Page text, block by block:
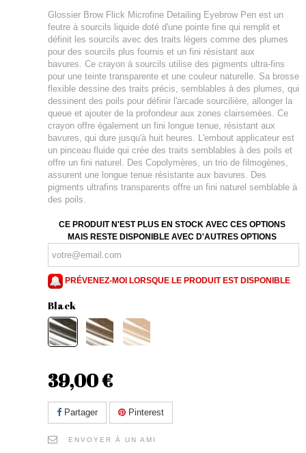
Glossier Brow Flick Microfine Detailing Eyebrow Pen est un
feutre à sourcils liquide doté d'une pointe fine qui remplit et
définit les sourcils avec des traits légers comme des plumes
pour des sourcils plus fournis et un fini résistant aux
bavures. Ce crayon à sourcils utilise des pigments ultra-fins
pour une teinte transparente et une couleur naturelle. Sa brosse
flexible dessine des traits précis, semblables à des plumes, qui
dessinent des poils pour définir l'arcade sourcilière, allonger la
queue et ajouter de la profondeur aux zones clairsemées. Ce
crayon offre également un fini longue tenue, résistant aux
bavures, qui dure jusqu'à huit heures. L'embout applicateur est
un pinceau fluide qui crée des traits semblables à des poils et
offre un fini naturel. Des Copolymères, un trio de filmogènes,
assurent une longue tenue résistante aux bavures. Des
pigments ultrafins transparents offre un fini naturel semblable à
des poils.
CE PRODUIT N'EST PLUS EN STOCK AVEC CES OPTIONS
MAIS RESTE DISPONIBLE AVEC D'AUTRES OPTIONS
PRÉVENEZ-MOI LORSQUE LE PRODUIT EST DISPONIBLE
Black
39,00 €
Partager Pinterest
ENVOYER À UN AMI